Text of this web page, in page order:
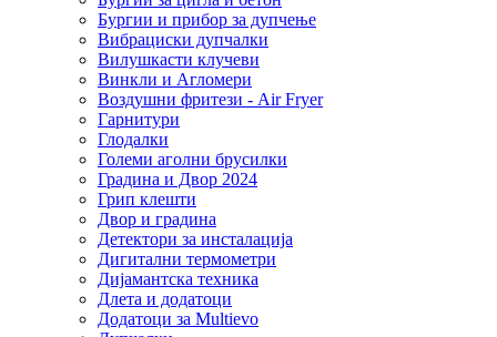
Бургии и прибор за дупчење
Вибрациски дупчалки
Вилушкасти клучеви
Винкли и Агломери
Воздушни фритези - Air Fryer
Гарнитури
Глодалки
Големи аголни брусилки
Градина и Двор 2024
Грип клешти
Двор и градина
Детектори за инсталација
Дигитални термометри
Дијамантска техника
Длета и додатоци
Додатоци за Multievo